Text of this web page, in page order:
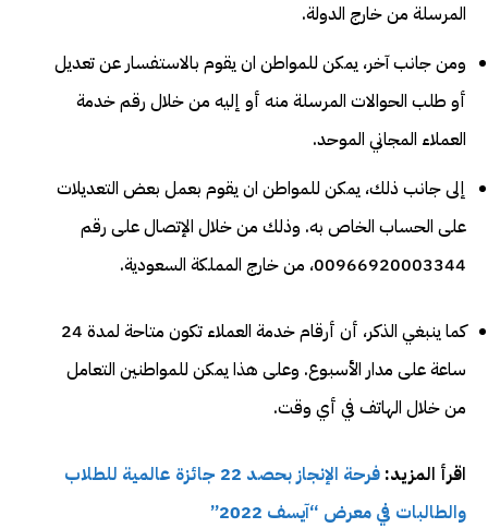
المرسلة من خارج الدولة.
ومن جانب آخر، يمكن للمواطن ان يقوم بالاستفسار عن تعديل
أو طلب الحوالات المرسلة منه أو إليه من خلال رقم خدمة
العملاء المجاني الموحد.
إلى جانب ذلك، يمكن للمواطن ان يقوم بعمل بعض التعديلات
على الحساب الخاص به. وذلك من خلال الإتصال على رقم
00966920003344، من خارج المملكة السعودية.
كما ينبغي الذكر، أن أرقام خدمة العملاء تكون متاحة لمدة 24
ساعة على مدار الأسبوع. وعلى هذا يمكن للمواطنين التعامل
من خلال الهاتف في أي وقت.
اقرأ المزيد:
فرحة الإنجاز بحصد 22 جائزة عالمية للطلاب
والطالبات في معرض “آيسف 2022”